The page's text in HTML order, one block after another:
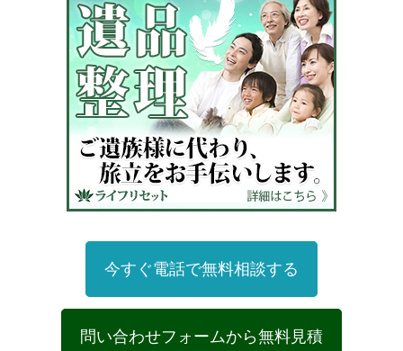
今すぐ電話で無料相談する
問い合わせフォームから無料見積